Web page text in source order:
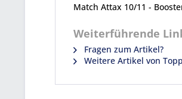
Match Attax 10/11 -
Weiterführende
Fragen zum Artikel?
Weitere Artikel von